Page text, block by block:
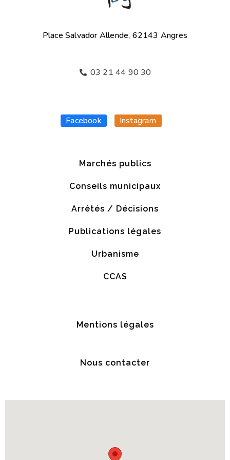
Place Salvador Allende, 62143 Angres
03 21 44 90 30
Facebook Instagram
Marchés publics
Conseils municipaux
Arrêtés / Décisions
Publications légales
Urbanisme
CCAS
Mentions légales
Nous contacter